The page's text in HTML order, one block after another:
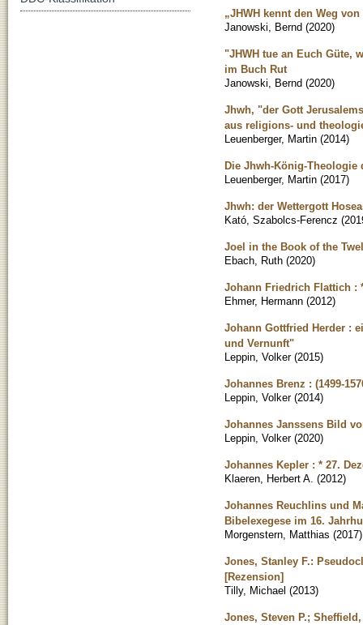
„JHWH kennt den Weg
Janowski, Bernd (2020)
"JHWH tue an Euch Güte,
im Buch Rut
Janowski, Bernd (2020)
Jhwh, "der Gott
aus religions- und
Leuenberger, Martin (2014)
Die Jhwh-König-Theologie
Leuenberger, Martin (2017)
Jhwh: der Wettergott
Kató, Szabolcs-Ferencz (
Joel in the Book of the
Ebach, Ruth (2020)
Johann Friedrich Flattich :
Ehmer, Hermann (2012)
Johann Gottfried Herder :
und Vernunft"
Leppin, Volker (2015)
Johannes Brenz : (1499-
Leppin, Volker (2014)
Johannes Janssens Bild
Leppin, Volker (2020)
Johannes Kepler : * 27.
Klaeren, Herbert A. (2012)
Johannes Reuchlins und
Bibelexegese im 16.
Morgenstern, Matthias (2017)
Jones, Stanley F.:
[Rezension]
Tilly, Michael (2013)
Jones, Steven P.;